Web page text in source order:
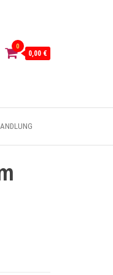
0
0,00 €